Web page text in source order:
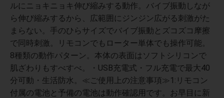
ルにニョキニョキ伸び縮みする動作。バイブ振動しなが
ら伸び縮みするから、広範囲にジンジン広がる刺激がた
まらない。手のひらサイズでバイブ振動とズコズコ摩擦
で同時刺激。リモコンでもローター単体でも操作可能。
8種類の動作パターン。本体の表面はソフトシリコンで
肌ざわりもすべすべ。・USB充電式・フル充電で最大40
分可動・生活防水。≪ご使用上の注意事項≫1:リモコン
付属の電池と予備の電池は動作確認用です。お早目に新